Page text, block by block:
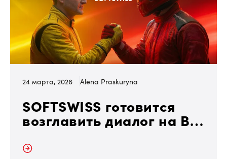
24 марта, 2026 Alena Praskuryna
SOFTSWISS готовится
возглавить диалог на BiS
SiGMA South America
Summit 2026